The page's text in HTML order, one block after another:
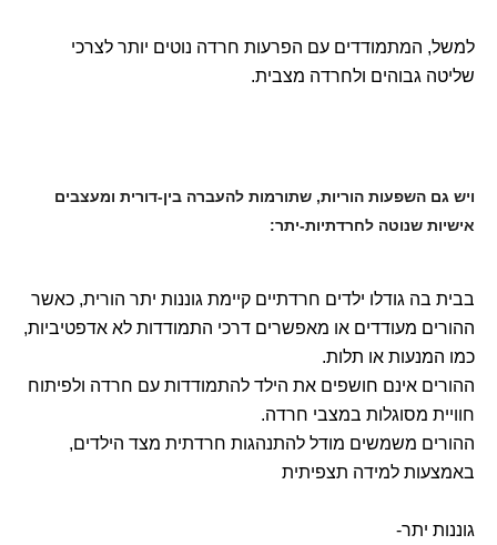
למשל, המתמודדים עם הפרעות חרדה נוטים יותר לצרכי
שליטה גבוהים ולחרדה מצבית.
ויש גם השפעות הוריות, שתורמות להעברה בין-דורית ומעצבים
אישיות שנוטה לחרדתיות-יתר:
בבית בה גודלו ילדים חרדתיים קיימת גוננות יתר הורית, כאשר
ההורים מעודדים או מאפשרים דרכי התמודדות לא אדפטיביות,
כמו המנעות או תלות.
ההורים אינם חושפים את הילד להתמודדות עם חרדה ולפיתוח
חוויית מסוגלות במצבי חרדה.
ההורים משמשים מודל להתנהגות חרדתית מצד הילדים,
באמצעות למידה תצפיתית
גוננות יתר-